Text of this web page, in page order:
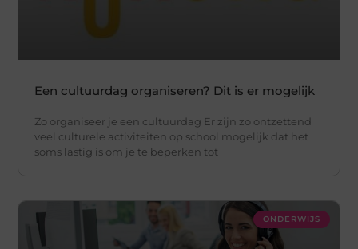
Een cultuurdag organiseren? Dit is er mogelijk
Zo organiseer je een cultuurdag Er zijn zo ontzettend
veel culturele activiteiten op school mogelijk dat het
soms lastig is om je te beperken tot
ONDERWIJS